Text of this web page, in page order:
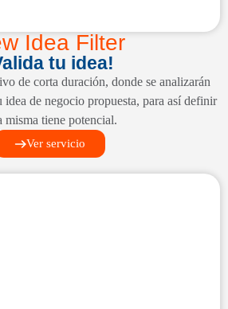
Idea Filter
tu idea!
de corta duración, donde se analizarán
idea de negocio propuesta, para así definir
misma tiene potencial.
Ver servicio